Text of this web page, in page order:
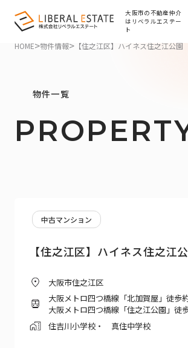
大阪市の不動産仲介
はリベラルエステー
ト
HOME>物件情報>【住之江区】ハイネス住之江公
物件一覧
中古マンション
【住之江区】ハイネス住之
大阪市住之江区
大阪メトロ四つ橋線「北加賀屋」徒歩
大阪メトロ四つ橋線「住之江公園」徒
住吉川小学校・ 真住中学校